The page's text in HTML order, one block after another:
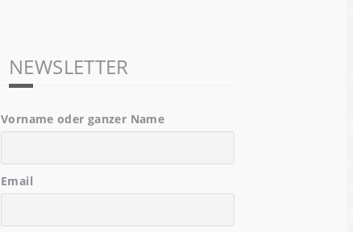
NEWSLETTER
Vorname oder ganzer Name
Email